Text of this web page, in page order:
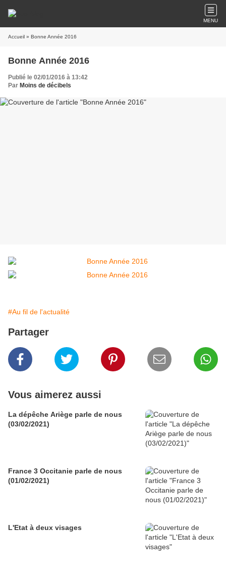
MENU
Accueil » Bonne Année 2016
Bonne Année 2016
Publié le 02/01/2016 à 13:42
Par Moins de décibels
#Au fil de l'actualité
Partager
Vous aimerez aussi
La dépêche Ariège parle de nous
(03/02/2021)
France 3 Occitanie parle de nous
(01/02/2021)
L'Etat à deux visages